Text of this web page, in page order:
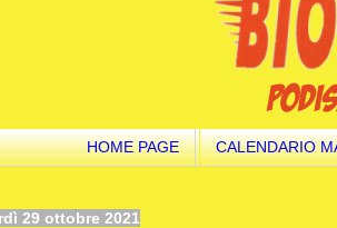
HOME PAGE CALENDARIO
29 ottobre 2021